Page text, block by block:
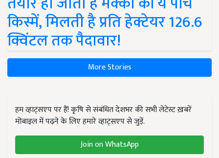
किस्में, मिलती है प्रति हेक्टेयर 126.6
क्विंटल तक पैदावार!
More Stories
हम व्हाट्सएप पर हैं! कृषि से संबंधित देशभर की सभी लेटेस्ट ख़बरें
मोबाइल में पढ़ने के लिए हमारे व्हाट्सएप से जुड़ें.
Join on WhatsApp